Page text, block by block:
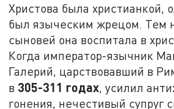
Христова была христианкой,
был языческим жрецом. Тем
сыновей она воспитала в
Когда император-язычник
Галерий, царствовавший в
в 305-311 годах, усилил
гонения, нечестивый супруг